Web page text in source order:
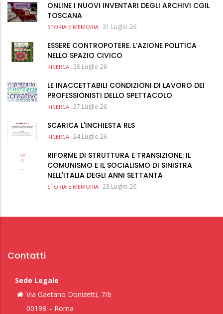
ONLINE I NUOVI INVENTARI DEGLI ARCHIVI CGIL
TOSCANA
STORIA E MEMORIA 31 Luglio 26
ESSERE CONTROPOTERE. L’AZIONE POLITICA
NELLO SPAZIO CIVICO
RICERCA 28 Luglio 26
LE INACCETTABILI CONDIZIONI DI LAVORO DEI
PROFESSIONISTI DELLO SPETTACOLO
RICERCA 27 Luglio 26
SCARICA L'INCHIESTA RLS
RICERCA 24 Luglio 26
RIFORME DI STRUTTURA E TRANSIZIONE: IL
COMUNISMO E IL SOCIALISMO DI SINISTRA
NELL'ITALIA DEGLI ANNI SETTANTA
STORIA E MEMORIA 23 Luglio 26
Contatti
Sede Legale
Via Gaetano Donizetti, 7/b
00198 – Roma